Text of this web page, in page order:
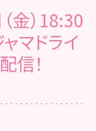
金）18:30
マドライ
信！